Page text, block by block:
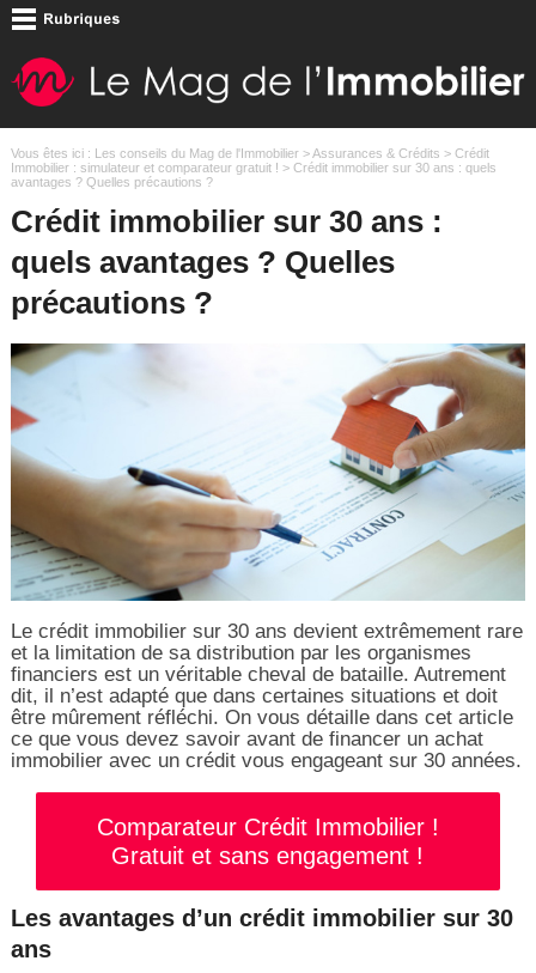
Vous êtes ici : Les conseils du Mag de l'Immobilier>Assurances & Crédits > Crédit
Immobilier : simulateur et comparateur gratuit ! > Crédit immobilier sur 30 ans : quels
avantages ? Quelles précautions ?
Crédit immobilier sur 30 ans :
quels avantages ? Quelles
précautions ?
Le crédit immobilier sur 30 ans devient extrêmement rare
et la limitation de sa distribution par les organismes
financiers est un véritable cheval de bataille. Autrement
dit, il n’est adapté que dans certaines situations et doit
être mûrement réfléchi. On vous détaille dans cet article
ce que vous devez savoir avant de financer un achat
immobilier avec un crédit vous engageant sur 30 années.
Comparateur Crédit Immobilier !
Gratuit et sans engagement !
Les avantages d’un crédit immobilier sur 30
ans